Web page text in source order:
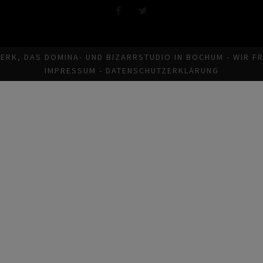
DAS DOMINA- UND BIZARRSTUDIO IN BOCHUM - WIR
IMPRESSUM - DATENSCHUTZERKLÄRUNG